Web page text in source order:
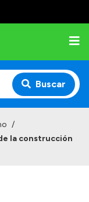
Buscar
/
la construcción